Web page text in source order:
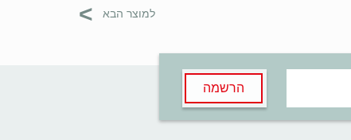
למוצר הבא >
הרשמה